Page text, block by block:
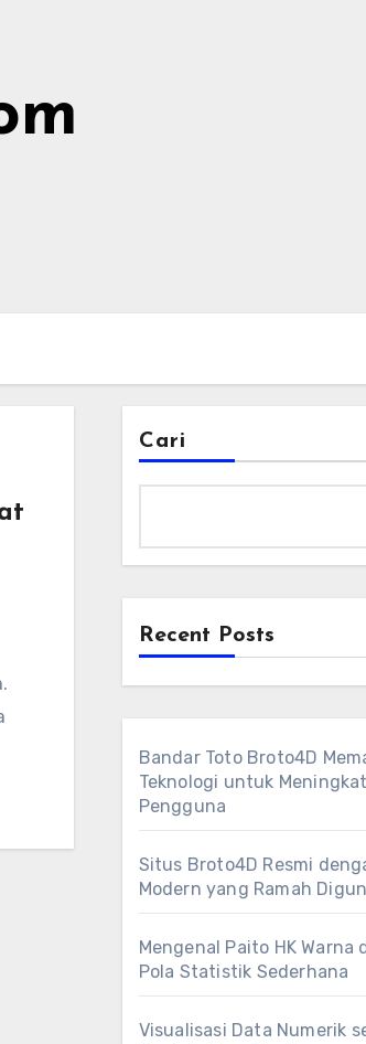
Cari
Recent Posts
Bandar Toto Broto4D
Teknologi untuk
Pengguna
Situs Broto4D Resmi
Modern yang Ramah
Mengenal Paito HK Warna
Pola Statistik Sederhana
Visualisasi Data Numerik